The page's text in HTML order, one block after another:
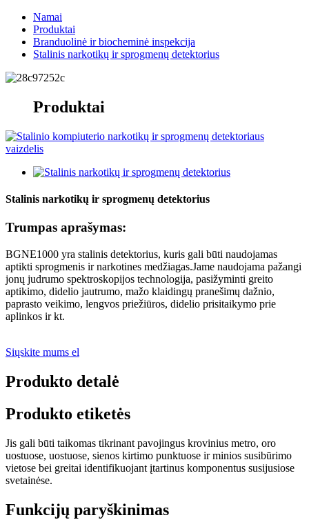
Namai
Produktai
Branduolinė ir biocheminė inspekcija
Stalinis narkotikų ir sprogmenų detektorius
Produktai
Stalinis narkotikų ir sprogmenų detektorius
Trumpas aprašymas:
BGNE1000 yra stalinis detektorius, kuris gali būti naudojamas
aptikti sprogmenis ir narkotines medžiagas.Jame naudojama pažangi
jonų judrumo spektroskopijos technologija, pasižyminti greito
aptikimo, didelio jautrumo, mažo klaidingų pranešimų dažnio,
paprasto veikimo, lengvos priežiūros, didelio prisitaikymo prie
aplinkos ir kt.
Siųskite mums el
Produkto detalė
Produkto etiketės
Jis gali būti taikomas tikrinant pavojingus krovinius metro, oro
uostuose, uostuose, sienos kirtimo punktuose ir minios susibūrimo
vietose bei greitai identifikuojant įtartinus komponentus susijusiose
svetainėse.
Funkcijų paryškinimas